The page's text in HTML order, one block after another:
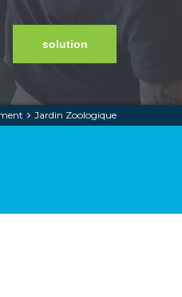
solution
Jardin Zoologique